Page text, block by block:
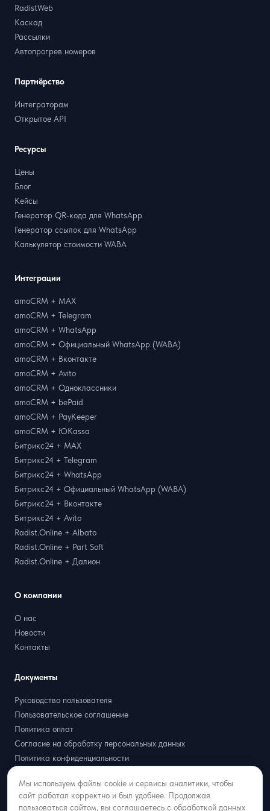
Интеграции
amoCRM + MAX
amoCRM + Telegram
amoCRM + WhatsApp
amoCRM + Официальный WhatsApp (WABA)
amoCRM + Вконтакте
amoCRM + Avito
amoCRM + Одноклассники
amoCRM + bePaid
amoCRM + PayKeeper
amoCRM + ЮKassa
Битрикс24 + MAX
Битрикс24 + Telegram
Битрикс24 + WhatsApp
Битрикс24 + Официальный WhatsApp (WABA)
Битрикс24 + Вконтакте
Битрикс24 + Avito
Radist.Online + Albato
Radist.Online + Part Soft
Radist.Online + Далион
RadistWeb
Каскад
Рассылки
Автопрогрев номеров
Партнёрство
Интеграторам
Открытое API
Ресурсы
Цены
Блог
Кейсы
Генератор QR-кода для WhatsApp
Генератор ссылок для WhatsApp
Калькулятор стоимости WABA
О компании
О нас
Новости
Контакты
Документы
Руководство пользователя
Пользовательское соглашение
Политика оплат
Согласие на обработку персональных данных
Политика конфиденциальности
Партнёрская оферта
Мы используем файлы cookie и сервисы аналитики, чтобы
сайт работал корректно и был удобнее. Продолжая
пользоваться сайтом, вы соглашаетесь с обработкой данных